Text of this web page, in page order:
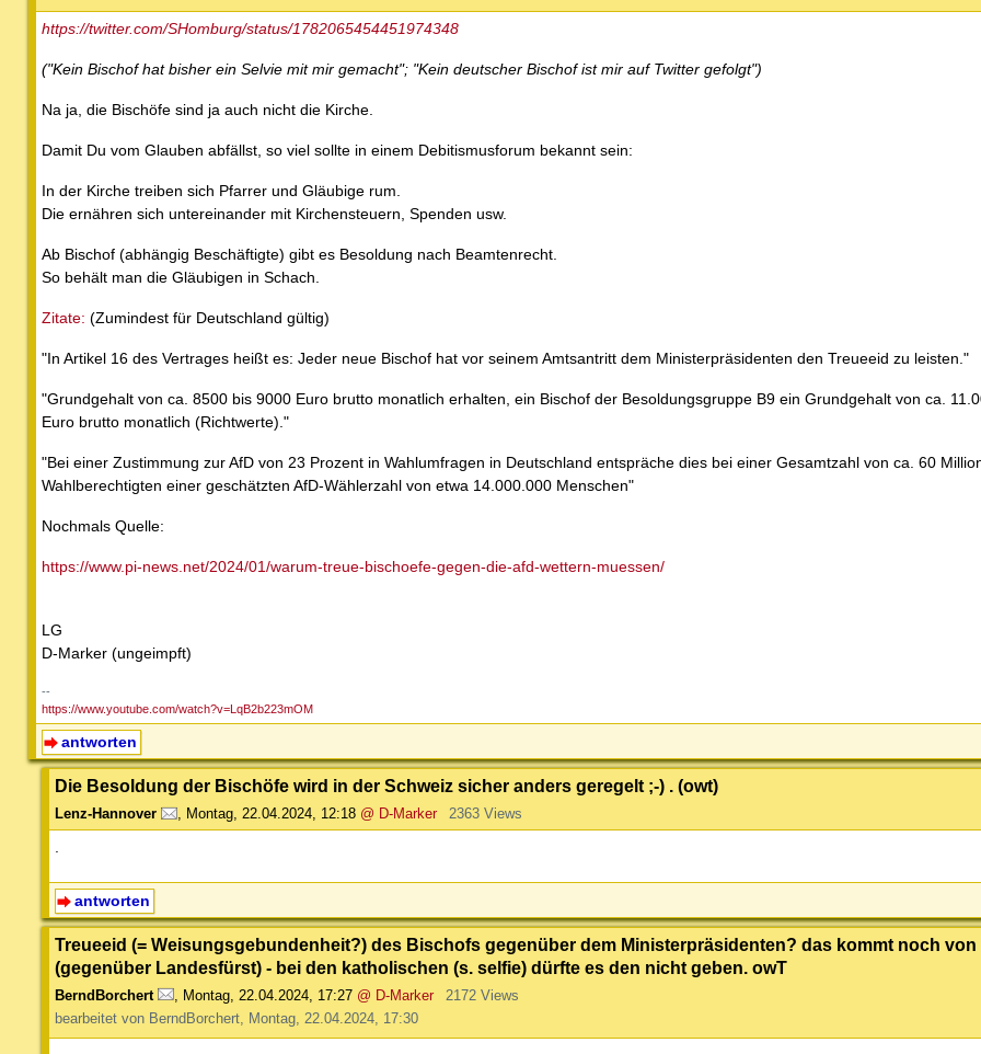
https://twitter.com/SHomburg/status/1782065454451974348
("Kein Bischof hat bisher ein Selvie mit mir gemacht"; "Kein deutscher Bischof ist mir auf Twitter gefolgt")
Na ja, die Bischöfe sind ja auch nicht die Kirche.
Damit Du vom Glauben abfällst, so viel sollte in einem Debitismusforum bekannt sein:
In der Kirche treiben sich Pfarrer und Gläubige rum.
Die ernähren sich untereinander mit Kirchensteuern, Spenden usw.
Ab Bischof (abhängig Beschäftigte) gibt es Besoldung nach Beamtenrecht.
So behält man die Gläubigen in Schach.
Zitate: (Zumindest für Deutschland gültig)
"In Artikel 16 des Vertrages heißt es: Jeder neue Bischof hat vor seinem Amtsantritt dem Ministerpräsidenten den Treueeid zu leisten."
"Grundgehalt von ca. 8500 bis 9000 Euro brutto monatlich erhalten, ein Bischof der Besoldungsgruppe B9 ein Grundgehalt von ca.
Euro brutto monatlich (Richtwerte)."
"Bei einer Zustimmung zur AfD von 23 Prozent in Wahlumfragen in Deutschland entspräche dies bei einer Gesamtzahl von ca. 60
Wahlberechtigten einer geschätzten AfD-Wählerzahl von etwa 14.000.000 Menschen"
Nochmals Quelle:
https://www.pi-news.net/2024/01/warum-treue-bischoefe-gegen-die-afd-wettern-muessen/
LG
D-Marker (ungeimpft)
--
https://www.youtube.com/watch?v=LqB2b223mOM
antworten
Die Besoldung der Bischöfe wird in der Schweiz sicher anders geregelt ;-) . (owt)
Lenz-Hannover , Montag, 22.04.2024, 12:18 @ D-Marker 2363 Views
antworten
Treueeid (= Weisungsgebundenheit?) des Bischofs gegenüber dem Ministerpräsidenten? das kommt noch
(gegenüber Landesfürst) - bei den katholischen (s. selfie) dürfte es den nicht geben. owT
BerndBorchert Montag, 22.04.2024, 17:27 @ D-Marker
2172 Views
bearbeitet von BerndBorchert, Montag, 22.04.2024, 17:30